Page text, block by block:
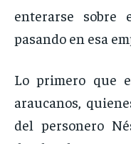
PUATE CON
PUATE CON
PUATE CON
PUATE CON
enterarse
pasando en esa
Lo primero que
araucanos,
del personero